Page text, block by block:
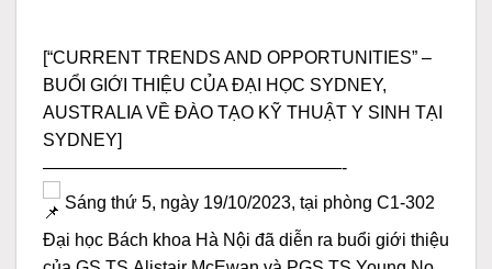
[“CURRENT TRENDS AND OPPORTUNITIES” –
BUỔI GIỚI THIỆU CỦA ĐẠI HỌC SYDNEY,
AUSTRALIA VỀ ĐÀO TẠO KỸ THUẬT Y SINH TẠI
SYDNEY]
—————————————————-
Sáng thứ 5, ngày 19/10/2023, tại phòng C1-302
Đại học Bách khoa Hà Nội đã diễn ra buổi giới thiệu